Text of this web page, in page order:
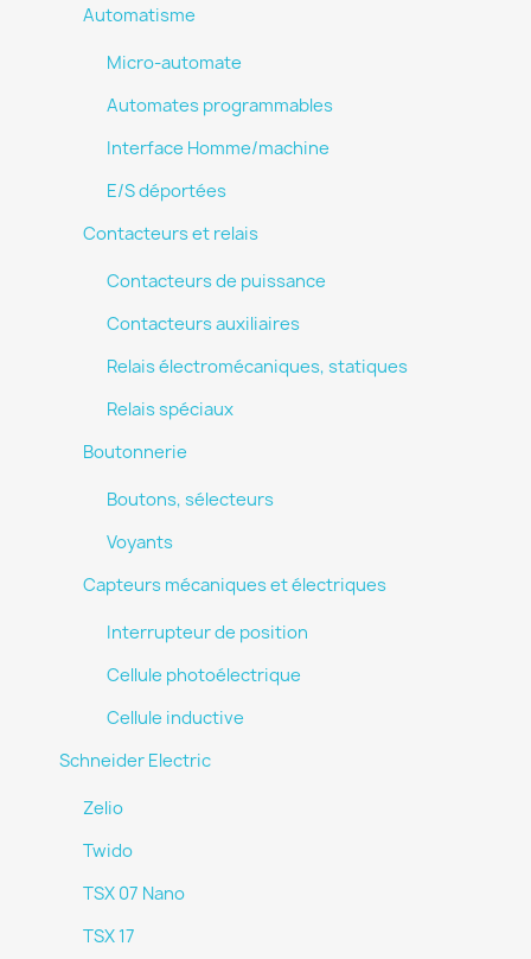
Automatisme
Micro-automate
Automates programmables
Interface Homme/machine
E/S déportées
Contacteurs et relais
Contacteurs de puissance
Contacteurs auxiliaires
Relais électromécaniques, statiques
Relais spéciaux
Boutonnerie
Boutons, sélecteurs
Voyants
Capteurs mécaniques et électriques
Interrupteur de position
Cellule photoélectrique
Cellule inductive
Schneider Electric
Zelio
Twido
TSX 07 Nano
TSX 17